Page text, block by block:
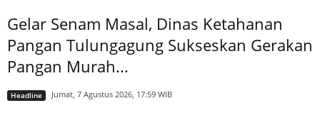
Gelar Senam Masal, Dinas Ketahanan
Pangan Tulungagung Sukseskan Gerakan
Pangan Murah...
Headline Jumat, 7 Agustus 2026, 17:59 WIB